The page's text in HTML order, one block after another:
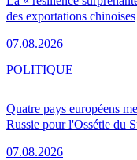
des exportations chinoises
07.08.2026
Quatre pays européens
Russie pour l'Ossétie du
07.08.2026
POLITIQUE